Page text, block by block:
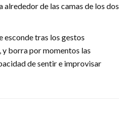
de las camas de los dos
esconde tras los gestos
y borra por momentos las
de sentir e improvisar